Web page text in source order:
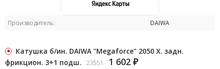
Производитель: DAIWA
Катушка б/ин. DAIWA "Megaforce" 2050 Х. задн.
фрикцион. 3+1 подш.
23551 1 602 ₽